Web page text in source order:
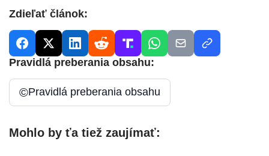
Zdieľať článok:
Pravidlá preberania obsahu:
©Pravidlá preberania obsahu
Mohlo by ťa tiež zaujímať: